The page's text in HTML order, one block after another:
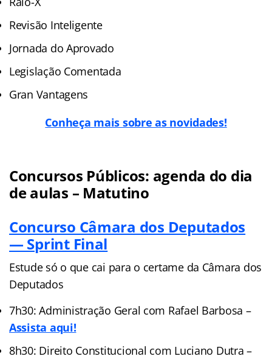
Revisão Inteligente
Jornada do Aprovado
Legislação Comentada
Gran Vantagens
Conheça mais sobre as novidades!
Concursos Públicos: agenda do dia
de aulas – Matutino
Concurso Câmara dos Deputados
— Sprint Final
Estude só o que cai para o certame da Câmara dos
Deputados
7h30: Administração Geral com Rafael Barbosa –
Assista aqui!
8h30: Direito Constitucional com Luciano Dutra –